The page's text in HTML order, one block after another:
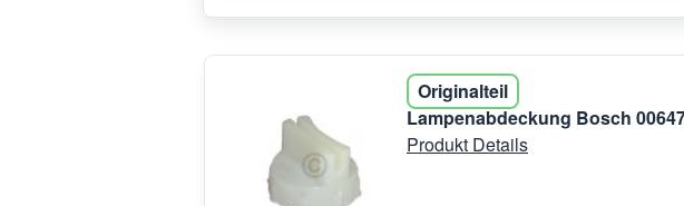
Originalteil
Lampenabdeckung Bosch
Produkt Details